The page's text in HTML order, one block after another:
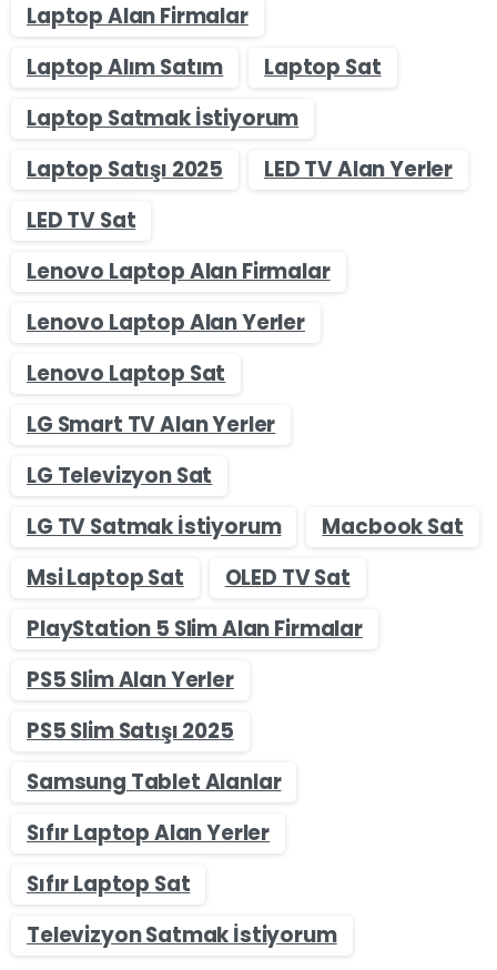
Laptop Alan Firmalar
Laptop Alım Satım
Laptop Sat
Laptop Satmak İstiyorum
Laptop Satışı 2025
LED TV Alan Yerler
LED TV Sat
Lenovo Laptop Alan Firmalar
Lenovo Laptop Alan Yerler
Lenovo Laptop Sat
LG Smart TV Alan Yerler
LG Televizyon Sat
LG TV Satmak İstiyorum
Macbook Sat
Msi Laptop Sat
OLED TV Sat
PlayStation 5 Slim Alan Firmalar
PS5 Slim Alan Yerler
PS5 Slim Satışı 2025
Samsung Tablet Alanlar
Sıfır Laptop Alan Yerler
Sıfır Laptop Sat
Televizyon Satmak İstiyorum